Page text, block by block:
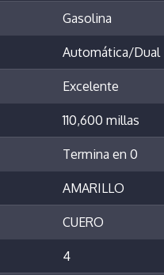
Gasolina
Automática/Dual
Excelente
110,600 millas
Termina en 0
AMARILLO
CUERO
4